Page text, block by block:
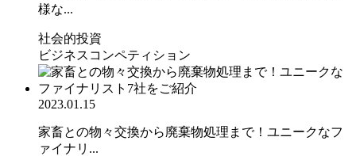
様な...
社会的投資
ビジネスコンペティション
2023.01.15
家畜との物々交換から廃棄物処理まで！ユニークなフ
ァイナリ...